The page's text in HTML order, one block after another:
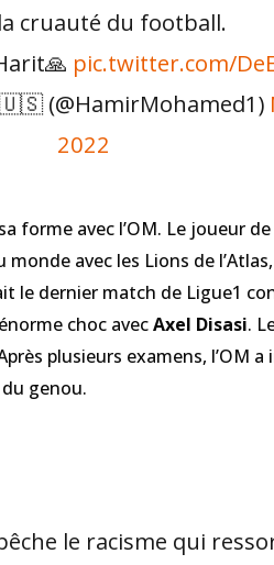
cruauté du football.
pic.twitter.com/
(@HamirMohamed1)
2022
forme avec l’OM. Le joueur
avec les Lions de
le dernier match de Ligue1
choc avecAxel Disasi.
plusieurs examens, l’OM
genou.
le racisme qui